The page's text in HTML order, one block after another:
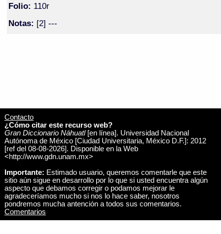
Folio: 110r
Notas: [2] ---
Contacto
¿Cómo citar este recurso web?
Gran Diccionario Náhuatl[en línea]. Universidad Nacional
Autónoma de México [Ciudad Universitaria, México D.F.]: 2012
[ref del 08-08-2026]. Disponible en la Web
<http://www.gdn.unam.mx>
Importante: Estimado usuario, queremos comentarle que este
sitio aún sigue en desarrollo por lo que si usted encuentra algún
aspecto que debamos corregir o podamos mejorar le
agradeceríamos mucho si nos lo hace saber, nosotros
pondremos mucha antención a todos sus comentarios.
Comentarios